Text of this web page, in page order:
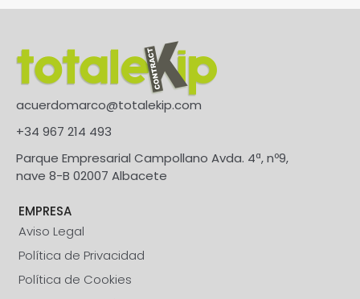
acuerdomarco@totalekip.com
+34 967 214 493
Parque Empresarial Campollano Avda. 4ª, nº9,
nave 8-B 02007 Albacete
EMPRESA
Aviso Legal
Política de Privacidad
Política de Cookies